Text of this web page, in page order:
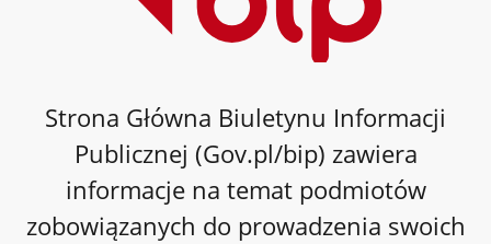
Strona Główna Biuletynu Informacji
Publicznej (Gov.pl/bip) zawiera
informacje na temat podmiotów
zobowiązanych do prowadzenia swoich